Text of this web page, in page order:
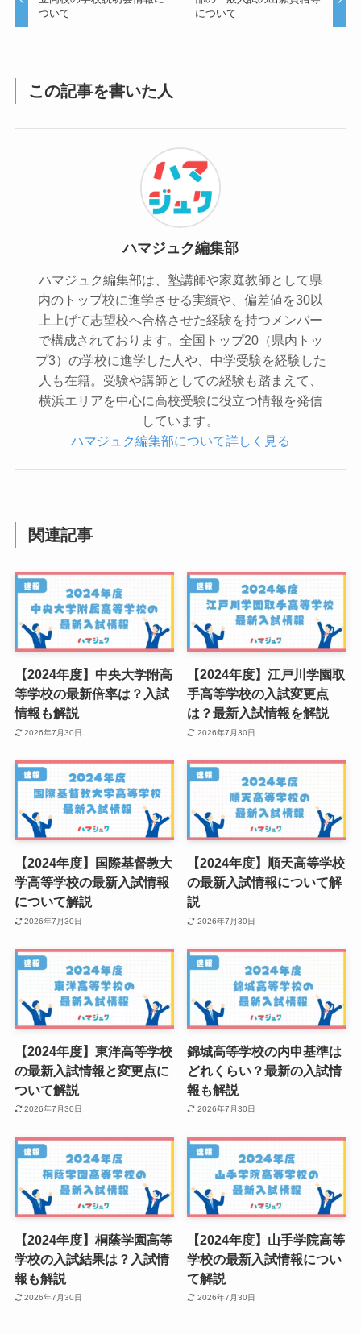
ついて
について
この記事を書いた人
ハマジュク編集部
ハマジュク編集部は、塾講師や家庭教師として県
内のトップ校に進学させる実績や、偏差値を30以
上上げて志望校へ合格させた経験を持つメンバー
で構成されております。全国トップ20（県内トッ
プ3）の学校に進学した人や、中学受験を経験した
人も在籍。受験や講師としての経験も踏まえて、
横浜エリアを中心に高校受験に役立つ情報を発信
しています。
ハマジュク編集部について詳しく見る
関連記事
【2024年度】中央大学附高
等学校の最新倍率は？入試
情報も解説
2026年7月30日
【2024年度】江戸川学園取
手高等学校の入試変更点
は？最新入試情報を解説
2026年7月30日
【2024年度】国際基督教大
学高等学校の最新入試情報
について解説
2026年7月30日
【2024年度】順天高等学校
の最新入試情報について解
説
2026年7月30日
【2024年度】東洋高等学校
の最新入試情報と変更点に
ついて解説
2026年7月30日
錦城高等学校の内申基準は
どれくらい？最新の入試情
報も解説
2026年7月30日
【2024年度】桐蔭学園高等
学校の入試結果は？入試情
報も解説
2026年7月30日
【2024年度】山手学院高等
学校の最新入試情報につい
て解説
2026年7月30日